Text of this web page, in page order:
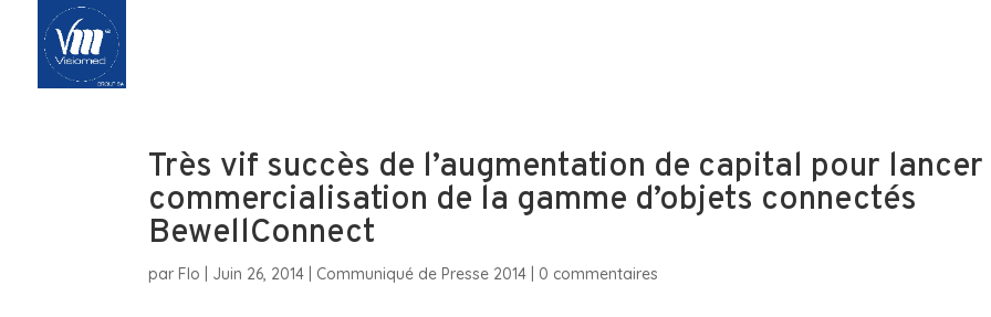
Très vif succès de l’augmentation de capital pour lancer
commercialisation de la gamme d’objets connectés
BewellConnect
parFlo Juin 26, 2014 Communiqué de Presse 2014 0 commentaires